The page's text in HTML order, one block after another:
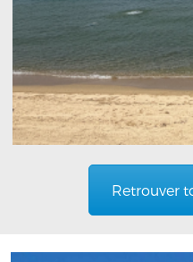
Retrouver